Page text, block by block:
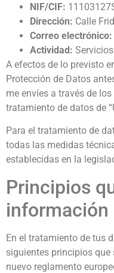
NIF/CIF:
Dirección: Calle
Correo electrónico:
Actividad:
A efectos de lo previsto
Protección de Datos
me envíes a través de
tratamiento de datos de
Para el tratamiento de
todas las medidas
establecidas en la
Principios
información
En el tratamiento de tus
siguientes principios
nuevo reglamento